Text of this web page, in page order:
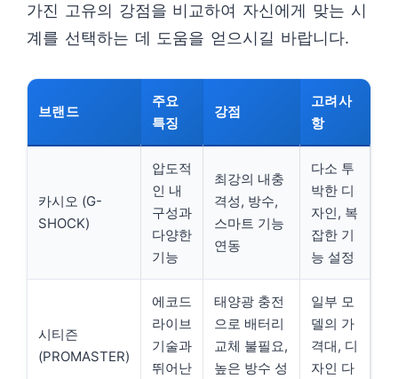
가진 고유의 강점을 비교하여 자신에게 맞는 시
계를 선택하는 데 도움을 얻으시길 바랍니다.
브랜드
주요
특징
강점
고려사
항
카시오 (G-
SHOCK)
압도적
인 내
구성과
다양한
기능
최강의 내충
격성, 방수,
스마트 기능
연동
다소 투
박한 디
자인, 복
잡한 기
능 설정
시티즌
(PROMASTER)
에코드
라이브
기술과
뛰어난
태양광 충전
으로 배터리
교체 불필요,
높은 방수 성
일부 모
델의 가
격대, 디
자인 다